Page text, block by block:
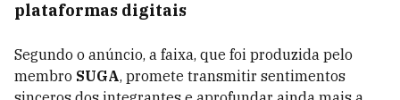
plataformas digitais
Segundo o anúncio, a faixa, que foi produzida pelo
membro SUGA, promete transmitir sentimentos